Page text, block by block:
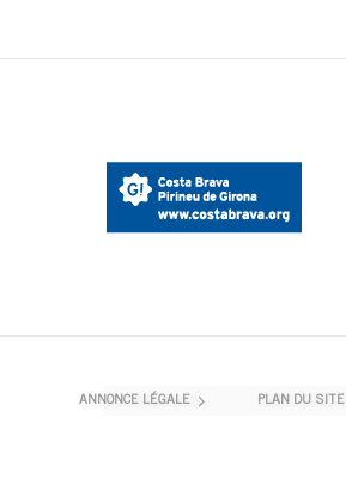
ANNONCE LÉGALE PLAN DU SITE